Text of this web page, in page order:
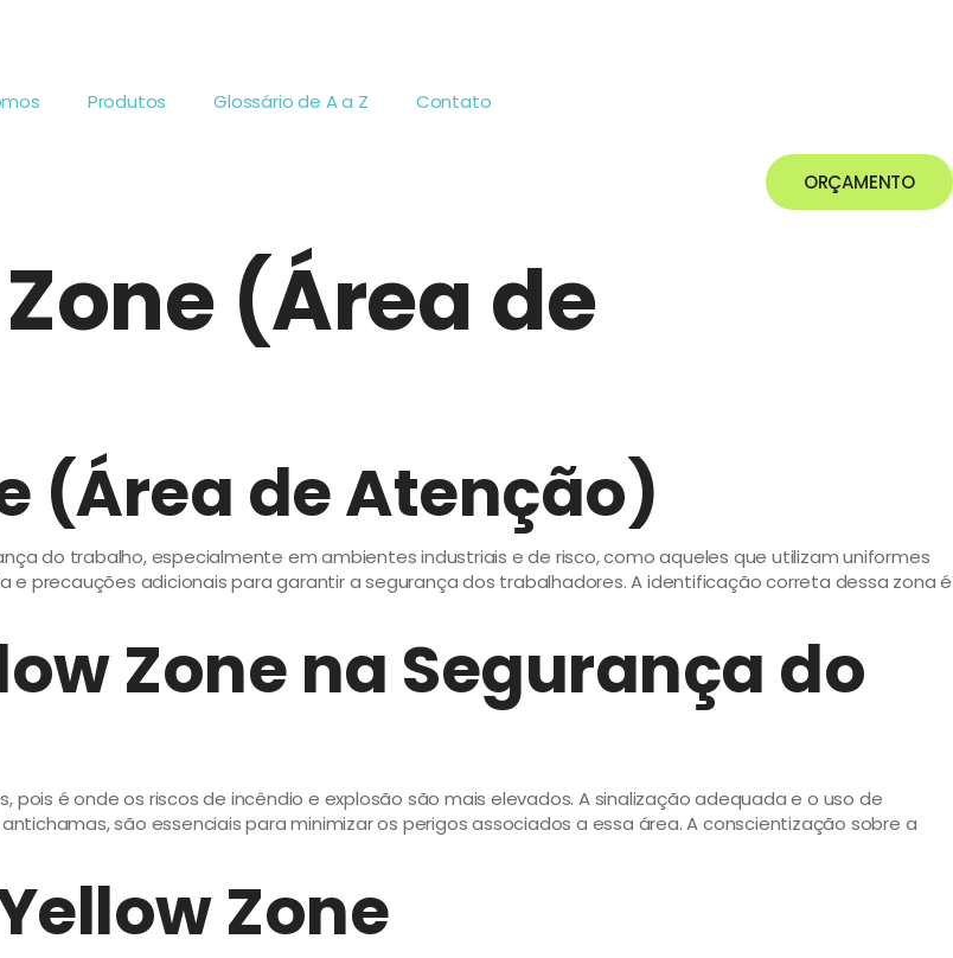
Produtos Glossário de A a Z Contato
ORÇAMENTO
(Área de
(Área de Atenção)
do trabalho, especialmente em ambientes industriais e de risco, como aqueles que utilizam uniformes
precauções adicionais para garantir a segurança dos trabalhadores. A identificação correta dessa zona é
Zone na Segurança do
é onde os riscos de incêndio e explosão são mais elevados. A sinalização adequada e o uso de
são essenciais para minimizar os perigos associados a essa área. A conscientização sobre a
Zone